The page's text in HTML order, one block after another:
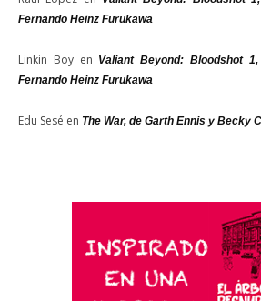
Fernando Heinz Furukawa
Linkin Boyen Valiant Beyond: Bloodshot
Fernando Heinz Furukawa
Edu Sesé en The War, de Garth Ennis y Becky